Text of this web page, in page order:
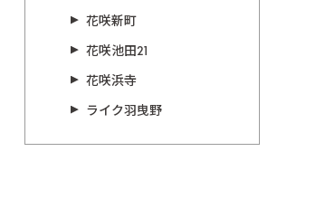
花咲新町
花咲池田21
花咲浜寺
ライク羽曳野